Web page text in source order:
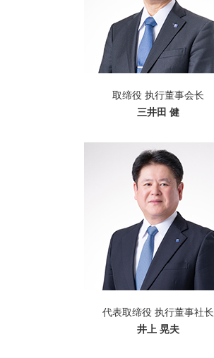
取缔役 执行董事会长
三井田 健
代表取缔役 执行董事社长
井上 晃夫